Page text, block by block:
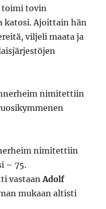
toimi tovin
katosi. Ajoittain hän
viljeli maata ja
nimitettiin
nimitettiin
– 75.
vastaanAdolf
mukaan altisti